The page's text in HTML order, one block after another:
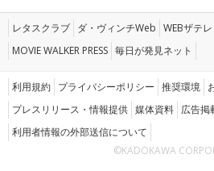
レタスクラブ ダ・ヴィンチWeb WEBザテ
MOVIE WALKER PRESS 毎日が発見ネット
利用規約 プライバシーポリシー 推奨環境
プレスリリース・情報提供 媒体資料 広告掲
利用者情報の外部送信について
©KADOKAWA